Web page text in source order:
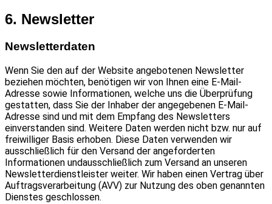
6. Newsletter
Newsletter­daten
Wenn Sie den auf der Website angebotenen Newsletter
beziehen möchten, benötigen wir von Ihnen eine E-Mail-
Adresse sowie Informationen, welche uns die Überprüfung
gestatten, dass Sie der Inhaber der angegebenen E-Mail-
Adresse sind und mit dem Empfang des Newsletters
einverstanden sind. Weitere Daten werden nicht bzw. nur auf
freiwilliger Basis erhoben. Diese Daten verwenden wir
ausschließlich für den Versand der angeforderten
Informationen undausschließlich zum Versand an unseren
Newsletterdienstleister weiter. Wir haben einen Vertrag über
Auftragsverarbeitung (AVV) zur Nutzung des oben genannten
Dienstes geschlossen.